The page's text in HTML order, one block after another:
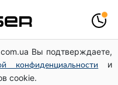
Вы подтверждаете,
конфиденциальности
и
cookie.
безоплатно
Тетяна Мостепан